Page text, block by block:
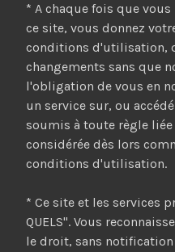
* A chaque fois que
ce site, vous donnez
conditions d'utilisation,
changements sans que
l'obligation de vous en
un service sur, ou
soumis à toute règle liée
considérée dès lors
conditions d'utilisation.
* Ce site et les services
QUELS". Vous
le droit, sans